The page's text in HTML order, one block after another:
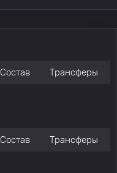
Состав Трансферы
Состав Трансферы